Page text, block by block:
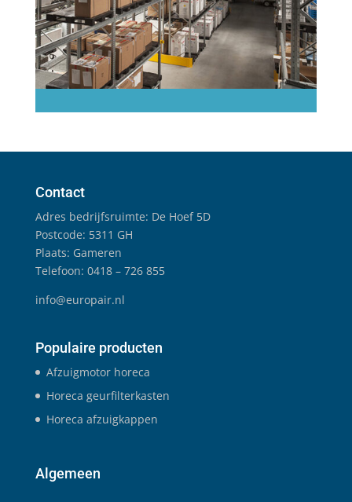
Contact
Adres bedrijfsruimte: De Hoef 5D
Postcode: 5311 GH
Plaats: Gameren
Telefoon: 0418 – 726 855
info@europair.nl
Populaire producten
Afzuigmotor horeca
Horeca geurfilterkasten
Horeca afzuigkappen
Algemeen